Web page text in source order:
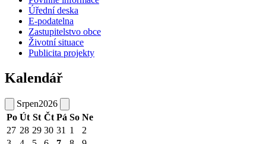
Úřední deska
E-podatelna
Zastupitelstvo obce
Životní situace
Publicita projekty
Kalendář
Srpen2026
Po Út St Čt Pá So Ne
27 28 29 30 31 1
2